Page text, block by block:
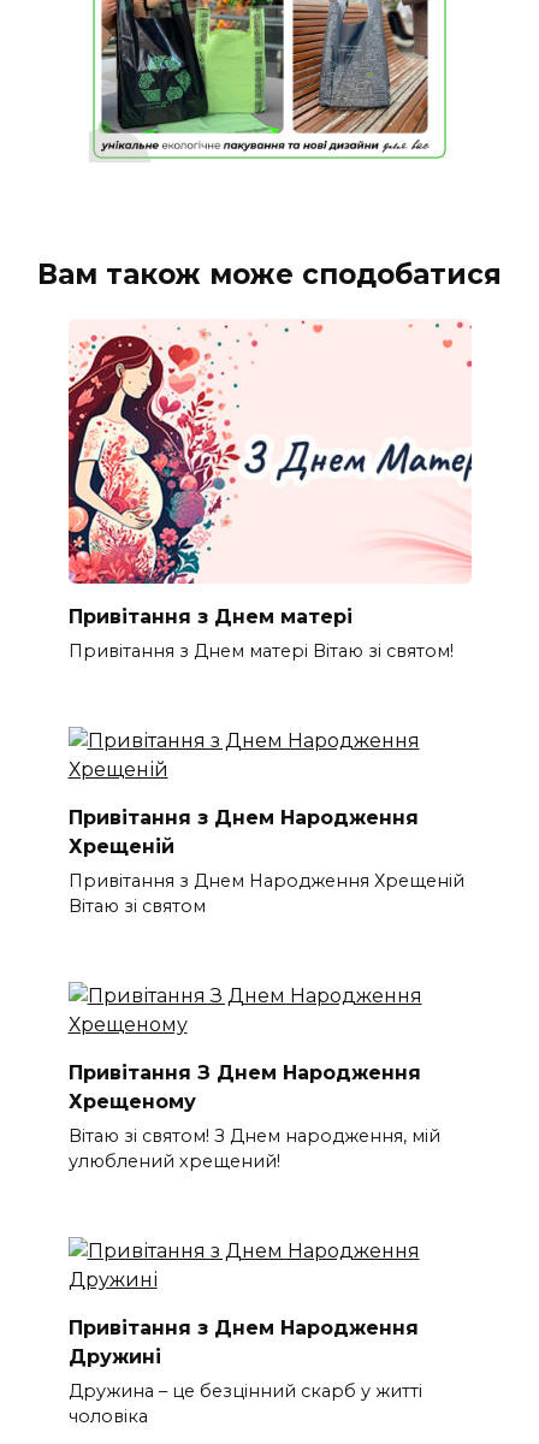
Вам також може сподобатися
Привітання з Днем матері
Привітання з Днем матері Вітаю зі святом!
Привітання з Днем Народження
Хрещеній
Привітання з Днем Народження Хрещеній
Вітаю зі святом
Привітання З Днем Народження
Хрещеному
Вітаю зі святом! З Днем народження, мій
улюблений хрещений!
Привітання з Днем Народження
Дружині
Дружина – це безцінний скарб у житті
чоловіка